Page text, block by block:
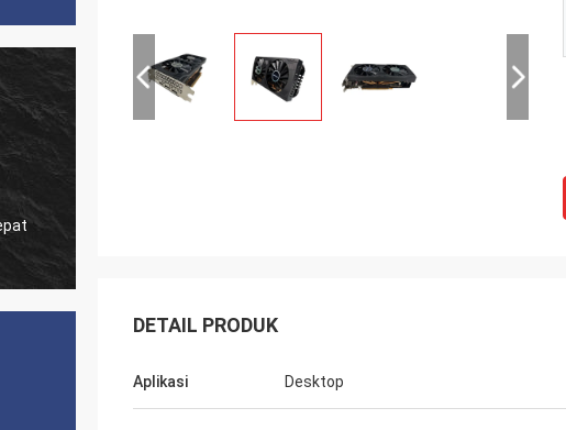
memiliki produk terbaik dengan harga
terbaik!
DETAIL PRODUK
Aplikasi Desktop